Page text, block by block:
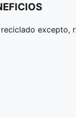
excepto,